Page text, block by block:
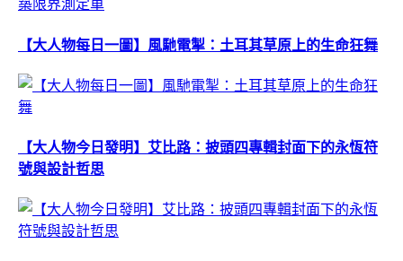
【大人物每日一圖】風馳電掣：土耳其草原上的生命狂舞
【大人物今日發明】艾比路：披頭四專輯封面下的永恆符
號與設計哲思